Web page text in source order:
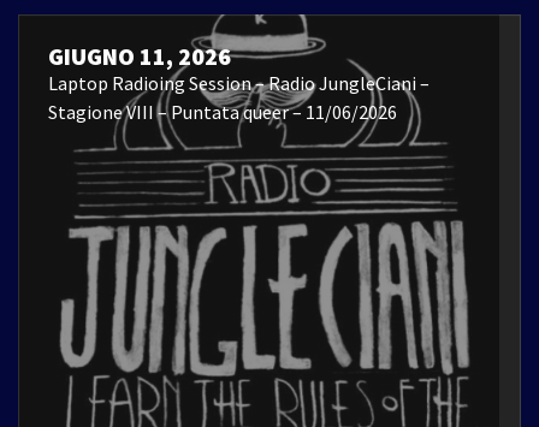
GIUGNO 11, 2026
Laptop Radioing Session – Radio JungleCiani –
Stagione VIII – Puntata queer – 11/06/2026